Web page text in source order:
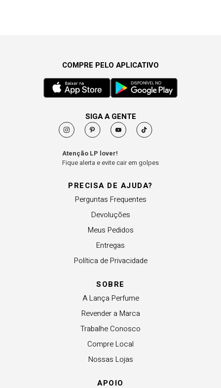
PRECISA DE AJUDA?
Perguntas Frequentes
Devoluções
Meus Pedidos
Entregas
Política de Privacidade
SOBRE
A Lança Perfume
Revender a Marca
Trabalhe Conosco
Compre Local
Nossas Lojas
APOIO
COMPRE PELO APLICATIVO
SIGA A GENTE
Atenção LP lover!
Fique alerta e evite cair em golpes